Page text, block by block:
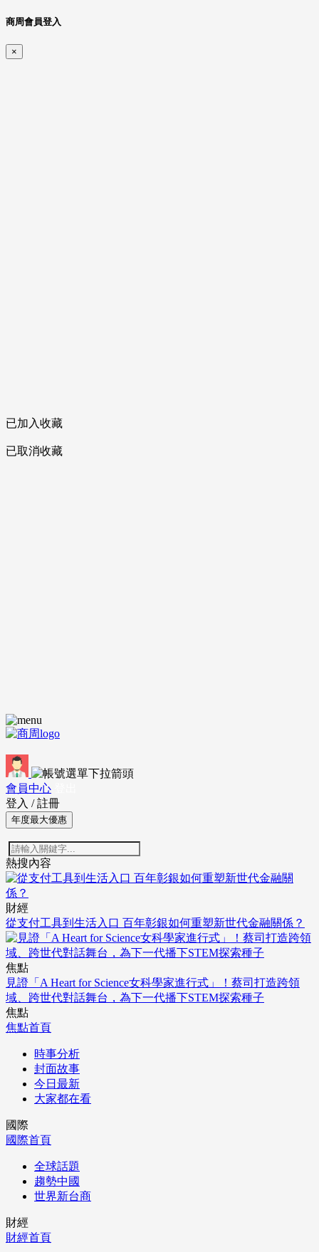
商周會員登入
×
已加入收藏
已取消收藏
會員中心
登入 / 註冊
年度最大優惠
熱搜內容
財經
從支付工具到生活入口 百年彰銀如何重塑新世代金融關係？
焦點
見證「A Heart for Science女科學家進行式」！蔡司打造跨領
域、跨世代對話舞台，為下一代播下STEM探索種子
焦點
焦點首頁
時事分析
封面故事
今日最新
大家都在看
國際
國際首頁
全球話題
趨勢中國
世界新台商
財經
財經首頁